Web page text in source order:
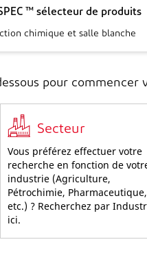
™ sélecteur de produits
chimique et salle blanche
pour
Secteur
Vous préférez effectuer votre
recherche en fonction de
industrie (Agriculture,
Pétrochimie, Pharmaceutique,
etc.) ? Recherchez par
ici.